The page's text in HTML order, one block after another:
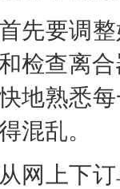
先要调
检查离
地熟悉
混乱。
从网上下